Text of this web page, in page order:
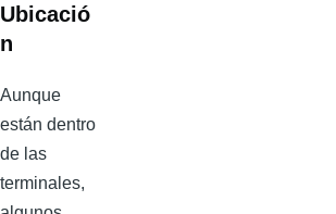
Ubicació
n
Aunque
están dentro
de las
terminales,